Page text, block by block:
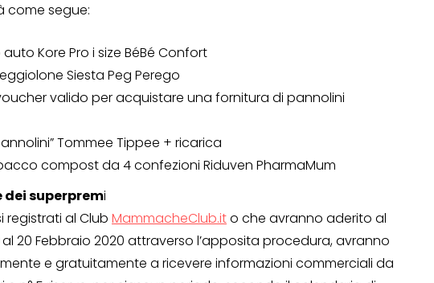
come segue:
auto Kore Pro i size BéBé Confort
Siesta Peg Perego
voucher valido per acquistare una fornitura di pannolini
Tommee Tippee + ricarica
pacco compost da 4 confezioni Riduven PharmaMum
superpremi
registrati al Club MammacheClub.ito che avranno aderito al
al 20 Febbraio 2020 attraverso l’apposita procedura, avranno
e gratuitamente a ricevere informazioni commerciali da